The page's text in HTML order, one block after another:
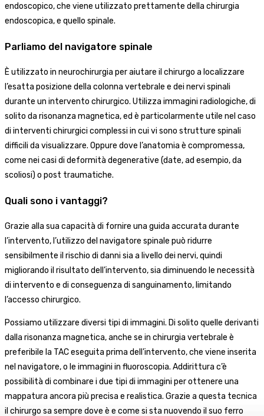
endoscopico, che viene utilizzato prettamente della chirurgia
endoscopica, e quello spinale.
Parliamo del navigatore spinale
È utilizzato in neurochirurgia per aiutare il chirurgo a localizzare
l’esatta posizione della colonna vertebrale e dei nervi spinali
durante un intervento chirurgico. Utilizza immagini radiologiche, di
solito da risonanza magnetica, ed è particolarmente utile nel caso
di interventi chirurgici complessi in cui vi sono strutture spinali
difficili da visualizzare. Oppure dove l’anatomia è compromessa,
come nei casi di deformità degenerative (date, ad esempio, da
scoliosi) o post traumatiche.
Quali sono i vantaggi?
Grazie alla sua capacità di fornire una guida accurata durante
l’intervento, l’utilizzo del navigatore spinale può ridurre
sensibilmente il rischio di danni sia a livello dei nervi, quindi
migliorando il risultato dell’intervento, sia diminuendo le necessità
di intervento e di conseguenza di sanguinamento, limitando
l’accesso chirurgico.
Possiamo utilizzare diversi tipi di immagini. Di solito quelle derivanti
dalla risonanza magnetica, anche se in chirurgia vertebrale è
preferibile la TAC eseguita prima dell’intervento, che viene inserita
nel navigatore, o le immagini in fluoroscopia. Addirittura c’è
possibilità di combinare i due tipi di immagini per ottenere una
mappatura ancora più precisa e realistica. Grazie a questa tecnica
il chirurgo sa sempre dove è e come si sta nuovendo il suo ferro